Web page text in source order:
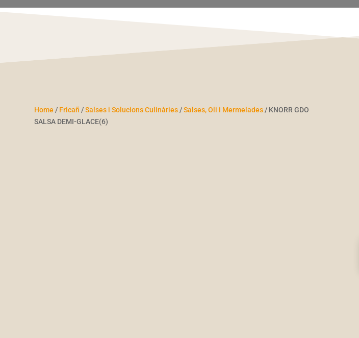
Home / Fricañ /Salses i Solucions Culinàries /Salses, Oli i Mermelades / KNORR GDO
SALSA DEMI-GLACE(6)